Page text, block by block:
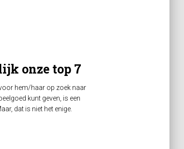
onze top 7
hem/haar op zoek naar
kunt geven, is een
dat is niet het enige.